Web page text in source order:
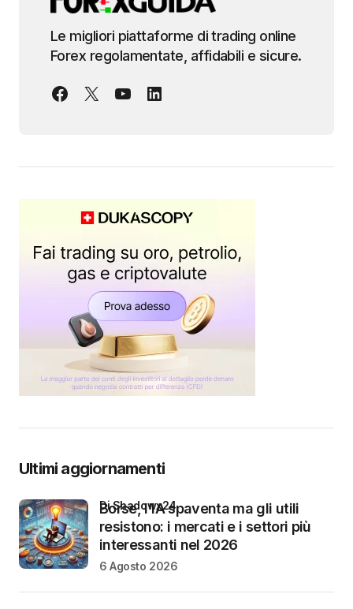
Le migliori piattaforme di trading online
Forex regolamentate, affidabili e sicure.
Ultimi aggiornamenti
Borse, l’IA spaventa ma gli utili
resistono: i mercati e i settori più
interessanti nel 2026
di Shadowx24
6 Agosto 2026